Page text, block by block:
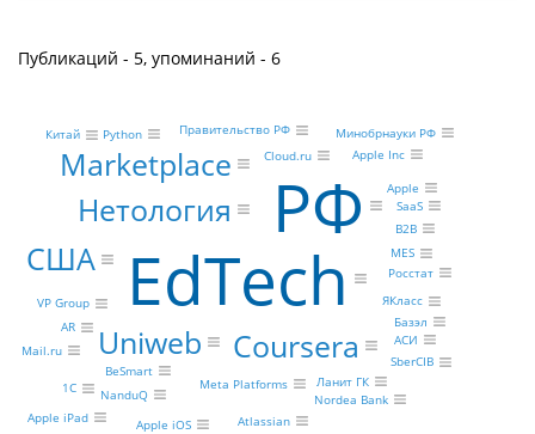
Публикаций - 5, упоминаний - 6
EdTech
РФ
Нетология
Uniweb Coursera
Marketplace
США
BeSmart
VP Group
Apple Inc
Meta Platforms
Cloud.ru
1С
Ланит ГК
NanduQ
SberCIB
Nordea Bank
Базэл
ЯКласс
АСИ
Минобрнауки РФ
Росстат
Правительство РФ
MES
B2B
SaaS
AR
Apple iPad
Python
Apple iOS
Apple
Mail.ru
Atlassian
Китай